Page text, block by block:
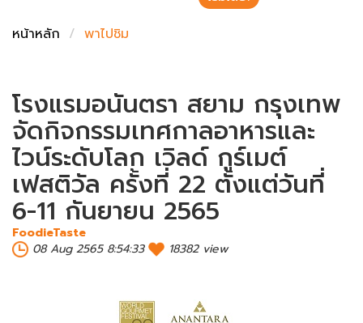
หน้าหลัก
พาไปชิม
โรงแรมอนันตรา สยาม กรุงเทพ
จัดกิจกรรมเทศกาลอาหารและ
ไวน์ระดับโลก เวิลด์ กูร์เมต์
เฟสติวัล ครั้งที่ 22 ตั้งแต่วันที่
6-11 กันยายน 2565
FoodieTaste
08 Aug 2565 8:54:33
18382 view